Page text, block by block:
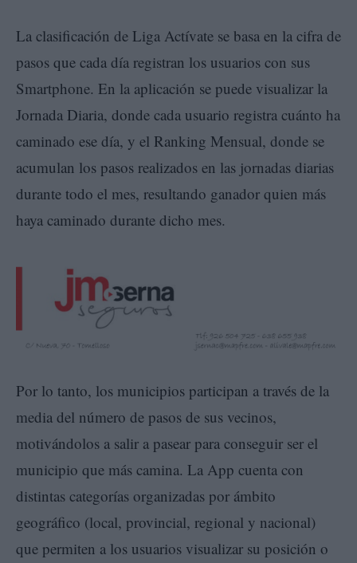
La clasificación de Liga Actívate se basa en la cifra de
pasos que cada día registran los usuarios con sus
Smartphone. En la aplicación se puede visualizar la
Jornada Diaria, donde cada usuario registra cuánto ha
caminado ese día, y el Ranking Mensual, donde se
acumulan los pasos realizados en las jornadas diarias
durante todo el mes, resultando ganador quien más
haya caminado durante dicho mes.
Por lo tanto, los municipios participan a través de la
media del número de pasos de sus vecinos,
motivándolos a salir a pasear para conseguir ser el
municipio que más camina. La App cuenta con
distintas categorías organizadas por ámbito
geográfico (local, provincial, regional y nacional)
que permiten a los usuarios visualizar su posición o